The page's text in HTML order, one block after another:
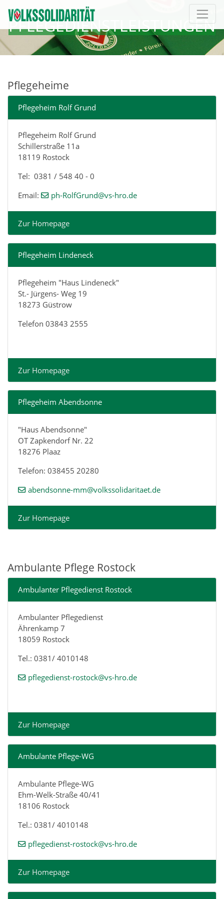
Direkt zur Hauptnavigation springen
Direkt zum Inhalt springen
PFLEGEDIENSTLEISTUNGEN
Pflegeheime
Pflegeheim Rolf Grund
Pflegeheim Rolf Grund
Schillerstraße 11a
18119 Rostock
Tel: 0381 / 548 40 - 0
Email:
ph-RolfGrund@vs-hro.de
Zur Homepage
Pflegeheim Lindeneck
Pflegeheim "Haus Lindeneck"
St.- Jürgens- Weg 19
18273 Güstrow
Telefon 03843 2555
Zur Homepage
Pflegeheim Abendsonne
"Haus Abendsonne"
OT Zapkendorf Nr. 22
18276 Plaaz
Telefon: 038455 20280
abendsonne-mm@volkssolidaritaet.de
Zur Homepage
Ambulante Pflege Rostock
Ambulanter Pflegedienst Rostock
Ambulanter Pflegedienst
Ährenkamp 7
18059 Rostock
Tel.: 0381/ 4010148
pflegedienst-rostock@vs-hro.de
Zur Homepage
Ambulante Pflege-WG
Ambulante Pflege-WG
Ehm-Welk-Straße 40/41
18106 Rostock
Tel.: 0381/ 4010148
pflegedienst-rostock@vs-hro.de
Zur Homepage